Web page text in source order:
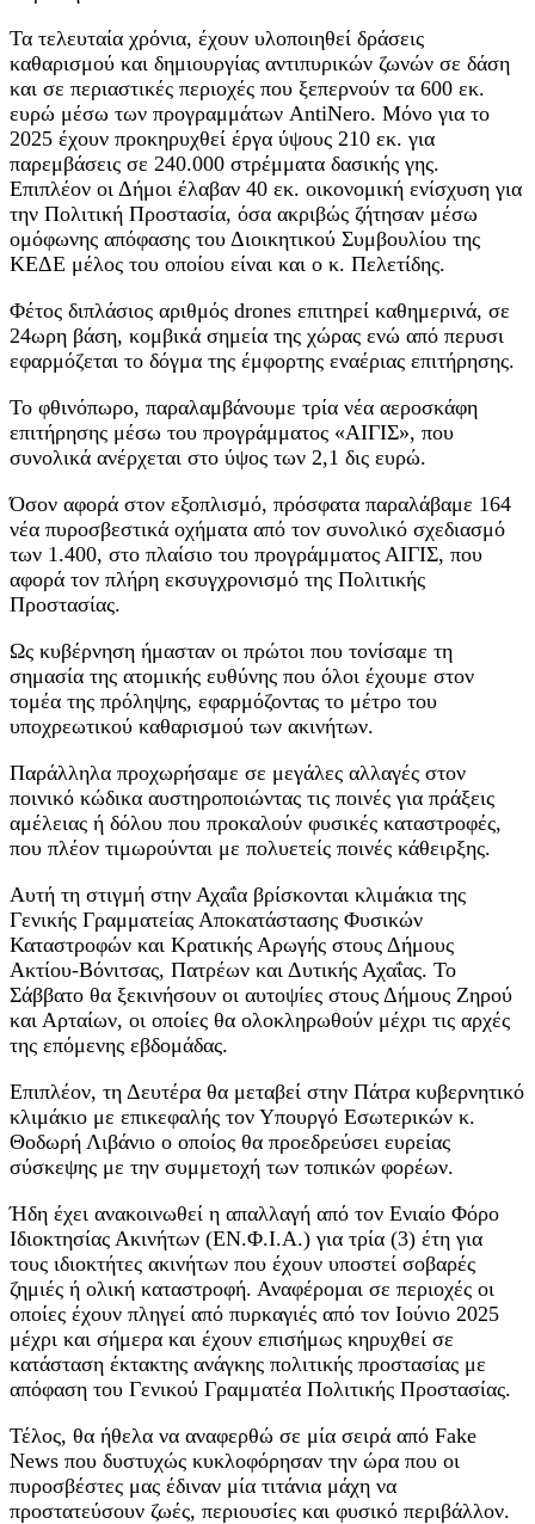
Τα τελευταία χρόνια, έχουν υλοποιηθεί δράσεις
καθαρισμού και δημιουργίας αντιπυρικών ζωνών σε δάση
και σε περιαστικές περιοχές που ξεπερνούν τα 600 εκ.
ευρώ μέσω των προγραμμάτων AntiNero. Μόνο για το
2025 έχουν προκηρυχθεί έργα ύψους 210 εκ. για
παρεμβάσεις σε 240.000 στρέμματα δασικής γης.
Επιπλέον οι Δήμοι έλαβαν 40 εκ. οικονομική ενίσχυση για
την Πολιτική Προστασία, όσα ακριβώς ζήτησαν μέσω
ομόφωνης απόφασης του Διοικητικού Συμβουλίου της
ΚΕΔΕ μέλος του οποίου είναι και ο κ. Πελετίδης.
Φέτος διπλάσιος αριθμός drones επιτηρεί καθημερινά, σε
24ωρη βάση, κομβικά σημεία της χώρας ενώ από περυσι
εφαρμόζεται το δόγμα της έμφορτης εναέριας επιτήρησης.
Το φθινόπωρο, παραλαμβάνουμε τρία νέα αεροσκάφη
επιτήρησης μέσω του προγράμματος «ΑΙΓΙΣ», που
συνολικά ανέρχεται στο ύψος των 2,1 δις ευρώ.
Όσον αφορά στον εξοπλισμό, πρόσφατα παραλάβαμε 164
νέα πυροσβεστικά οχήματα από τον συνολικό σχεδιασμό
των 1.400, στο πλαίσιο του προγράμματος ΑΙΓΙΣ, που
αφορά τον πλήρη εκσυγχρονισμό της Πολιτικής
Προστασίας.
Ως κυβέρνηση ήμασταν οι πρώτοι που τονίσαμε τη
σημασία της ατομικής ευθύνης που όλοι έχουμε στον
τομέα της πρόληψης, εφαρμόζοντας το μέτρο του
υποχρεωτικού καθαρισμού των ακινήτων.
Παράλληλα προχωρήσαμε σε μεγάλες αλλαγές στον
ποινικό κώδικα αυστηροποιώντας τις ποινές για πράξεις
αμέλειας ή δόλου που προκαλούν φυσικές καταστροφές,
που πλέον τιμωρούνται με πολυετείς ποινές κάθειρξης.
Αυτή τη στιγμή στην Αχαΐα βρίσκονται κλιμάκια της
Γενικής Γραμματείας Αποκατάστασης Φυσικών
Καταστροφών και Κρατικής Αρωγής στους Δήμους
Ακτίου-Βόνιτσας, Πατρέων και Δυτικής Αχαΐας. Το
Σάββατο θα ξεκινήσουν οι αυτοψίες στους Δήμους Ζηρού
και Αρταίων, οι οποίες θα ολοκληρωθούν μέχρι τις αρχές
της επόμενης εβδομάδας.
Επιπλέον, τη Δευτέρα θα μεταβεί στην Πάτρα κυβερνητικό
κλιμάκιο με επικεφαλής τον Υπουργό Εσωτερικών κ.
Θοδωρή Λιβάνιο ο οποίος θα προεδρεύσει ευρείας
σύσκεψης με την συμμετοχή των τοπικών φορέων.
Ήδη έχει ανακοινωθεί η απαλλαγή από τον Ενιαίο Φόρο
Ιδιοκτησίας Ακινήτων (ΕΝ.Φ.Ι.Α.) για τρία (3) έτη για
τους ιδιοκτήτες ακινήτων που έχουν υποστεί σοβαρές
ζημιές ή ολική καταστροφή. Αναφέρομαι σε περιοχές οι
οποίες έχουν πληγεί από πυρκαγιές από τον Ιούνιο 2025
μέχρι και σήμερα και έχουν επισήμως κηρυχθεί σε
κατάσταση έκτακτης ανάγκης πολιτικής προστασίας με
απόφαση του Γενικού Γραμματέα Πολιτικής Προστασίας.
Τέλος, θα ήθελα να αναφερθώ σε μία σειρά από Fake
News που δυστυχώς κυκλοφόρησαν την ώρα που οι
πυροσβέστες μας έδιναν μία τιτάνια μάχη να
προστατεύσουν ζωές, περιουσίες και φυσικό περιβάλλον.